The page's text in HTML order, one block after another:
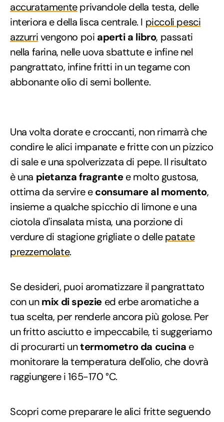
accuratamenteprivandole della testa, delle
interiora e della lisca centrale. I piccoli pesci
azzurrivengono poi aperti a libro, passati
nella farina, nelle uova sbattute e infine nel
pangrattato, infine fritti in un tegame con
abbonante olio di semi bollente.
Una volta dorate e croccanti, non rimarrà che
condire le alici impanate e fritte con un pizzico
di sale e una spolverizzata di pepe. Il risultato
è una pietanza fragrantee molto gustosa,
ottima da servire econsumare al momento,
insieme a qualche spicchio di limone e una
ciotola d'insalata mista, una porzione di
verdure di stagione grigliate o dellepatate
prezzemolate.
Se desideri, puoi aromatizzare il pangrattato
con unmix di spezie ed erbe aromatiche a
tua scelta, per renderle ancora più golose. Per
un fritto asciutto e impeccabile, ti suggeriamo
di procurarti untermometro da cucina e
monitorare la temperatura dell'olio, che dovrà
raggiungere i 165-170 °C.
Scopri come preparare le alici fritte seguendo